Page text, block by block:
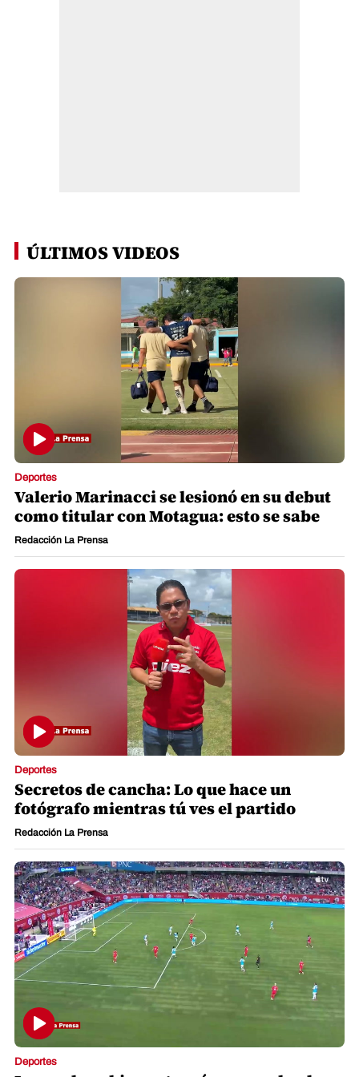
ÚLTIMOS VIDEOS
Deportes
Valerio Marinacci se lesionó en su debut
como titular con Motagua: esto se sabe
Redacción La Prensa
Deportes
Secretos de cancha: Lo que hace un
fotógrafo mientras tú ves el partido
Redacción La Prensa
Deportes